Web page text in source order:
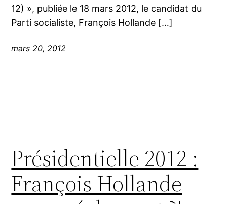
12) », publiée le 18 mars 2012, le candidat du
Parti socialiste, François Hollande […]
mars 20, 2012
Présidentielle 2012 :
François Hollande